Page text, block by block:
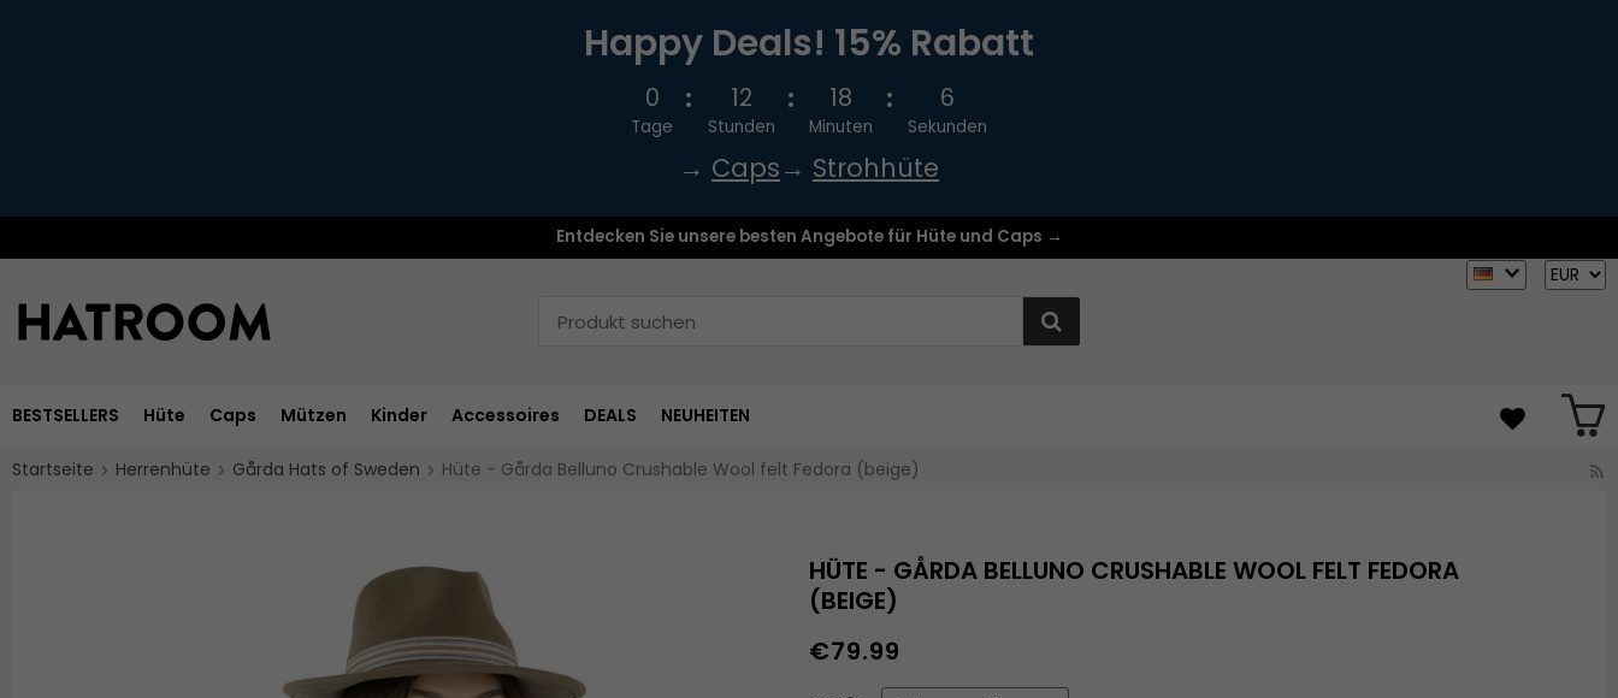
Happy Deals! 15% Rabatt
0
Tage
12
Stunden
18
Minuten
6
Sekunden
→ Caps→ Strohhüte
Entdecken Sie unsere besten Angebote für Hüte und Caps →
BESTSELLERS Hüte Caps Mützen Kinder Accessoires DEALS NEUHEITEN
Startseite Herrenhüte Gårda Hats of Sweden Hüte - Gårda Belluno Crushable Wool felt Fedora (beige)
HÜTE - GÅRDA BELLUNO CRUSHABLE WOOL FELT FEDORA
(BEIGE)
€79.99